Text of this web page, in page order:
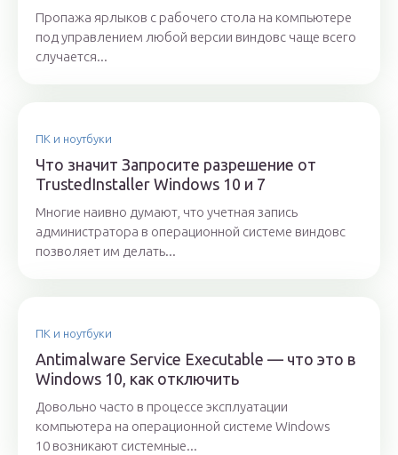
Пропажа ярлыков с рабочего стола на компьютере
под управлением любой версии виндовс чаще всего
случается...
ПК и ноутбуки
Что значит Запросите разрешение от
TrustedInstaller Windows 10 и 7
Многие наивно думают, что учетная запись
администратора в операционной системе виндовс
позволяет им делать...
ПК и ноутбуки
Antimalware Service Executable — что это в
Windows 10, как отключить
Довольно часто в процессе эксплуатации
компьютера на операционной системе Windows
10 возникают системные...